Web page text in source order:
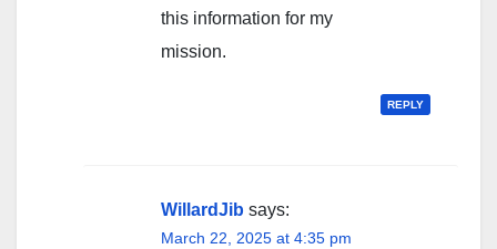
this information for my
mission.
REPLY
WillardJib says:
March 22, 2025 at 4:35 pm